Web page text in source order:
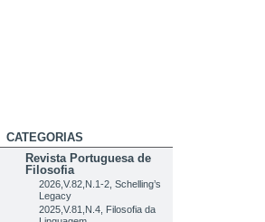
CATEGORIAS
Revista Portuguesa de
Filosofia
2026,V.82,N.1-2, Schelling’s
Legacy
2025,V.81,N.4, Filosofia da